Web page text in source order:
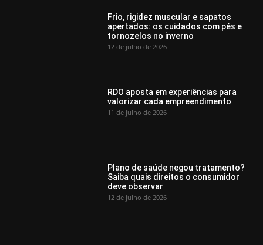
Frio, rigidez muscular e sapatos
apertados: os cuidados com pés e
tornozelos no inverno
12 de julho de 2026
RDO aposta em experiências para
valorizar cada empreendimento
11 de julho de 2026
Plano de saúde negou tratamento?
Saiba quais direitos o consumidor
deve observar
12 de julho de 2026